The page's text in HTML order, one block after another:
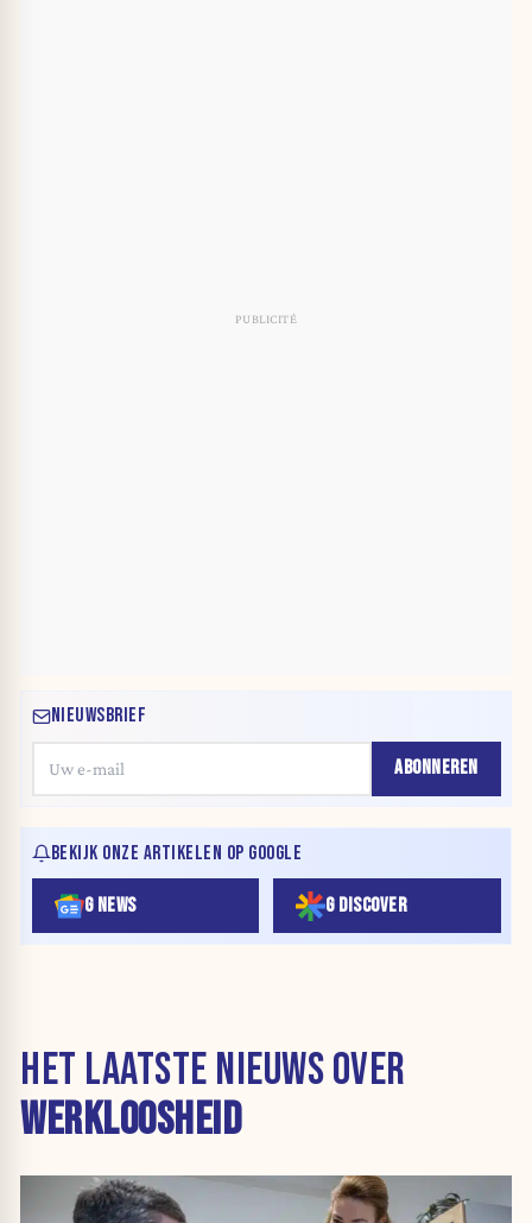
NIEUWSBRIEF
ABONNEREN
BEKIJK ONZE ARTIKELEN OP GOOGLE
G NEWS G DISCOVER
HET LAATSTE NIEUWS OVER
WERKLOOSHEID